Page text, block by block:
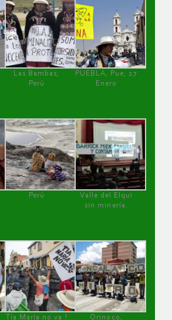
Las Bambas,
Perú
PUEBLA, Pue, 27
Enero
Perú
Valle del Elqui
sin minería.
Tía María no va ! Orinoco,